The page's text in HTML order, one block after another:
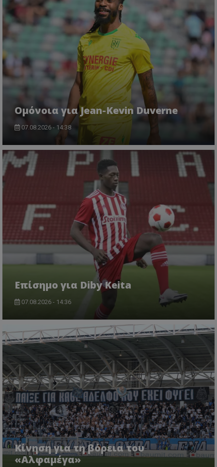
Ομόνοια για Jean-Kevin Duverne
07.08.2026 - 14:38
Επίσημο για Diby Keita
07.08.2026 - 14:36
Κίνηση για τη βόρεια του
«Αλφαμέγα»